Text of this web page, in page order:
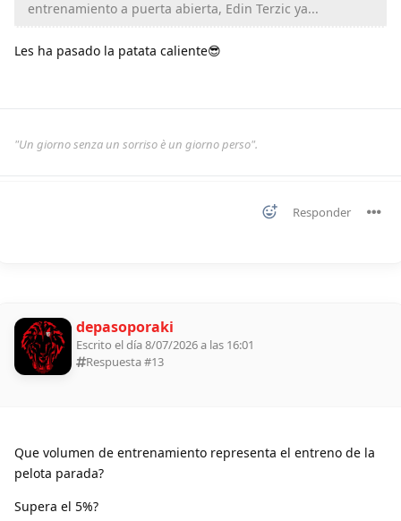
entrenamiento a puerta abierta, Edin Terzic ya...
Les ha pasado la patata caliente😎
"Un giorno senza un sorriso è un giorno perso".
Responder
depasoporaki
Escrito el día 8/07/2026 a las 16:01
Respuesta #13
Que volumen de entrenamiento representa el entreno de la
pelota parada?
Supera el 5%?